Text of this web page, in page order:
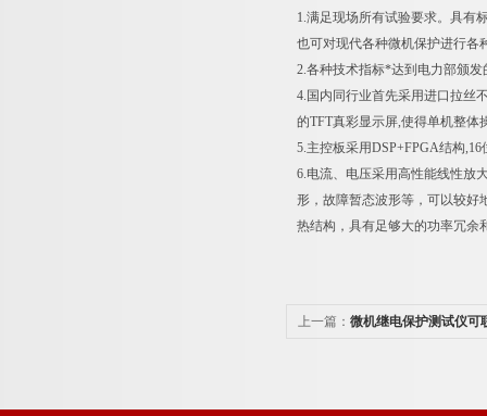
1.满足现场所有试验要求。具有
也可对现代各种微机保护进行各
2.各种技术指标*达到电力部颁
4.国内同行业首先采用进口拉丝
的TFT真彩显示屏,使得单机整体
5.主控板采用DSP+FPGA结构
6.电流、电压采用高性能线性放
形，故障暂态波形等，可以较好
热结构，具有足够大的功率冗余
上一篇： 微机继电保护测试仪可